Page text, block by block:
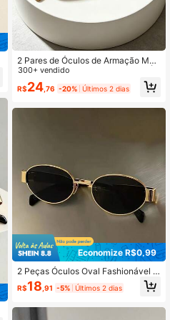
2 Pares de Óculos de Armação Met
álica Retangular Pequena Retrô, Óc
ulos Unissex na Moda para Uso Diá
rio, Praia, Viagem, Fotografia de Ru
300+ vendido
R$24 ,76 -20% Últimos 2 dias
Economize R$0,99
2 Peças Óculos Oval Fashionável c
om Armação de Metal - Acessório
Unissex de Cor Sólida Retrô para U
R$18 ,91 -5% Últimos 2 dias